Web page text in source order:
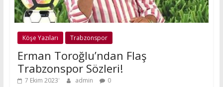
Köşe Yazıları Trabzonspor
Erman Toroğlu’ndan Flaş
Trabzonspor Sözleri!
7 Ekim 2023 admin 0